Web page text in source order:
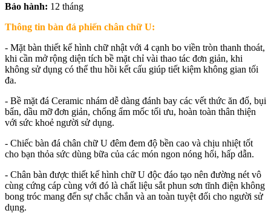
Bảo hành: 12 tháng
Thông tin bàn đá phiến chân chữ U:
- Mặt bàn thiết kế hình chữ nhật với 4 cạnh bo viền tròn thanh thoát,
khi cần mở rộng diện tích bề mặt chỉ vài thao tác đơn giản, khi
không sử dụng có thể thu hồi kết cấu giúp tiết kiệm không gian tối
đa.
- Bề mặt đá Ceramic nhám dễ dàng đánh bay các vết thức ăn đổ, bụi
bẩn, dầu mỡ đơn giản, chống ẩm mốc tối ưu, hoàn toàn thân thiện
với sức khoẻ người sử dụng.
- Chiếc bàn đá chân chữ U đêm đem độ bền cao và chịu nhiệt tốt
cho bạn thỏa sức dùng bữa của các món ngon nóng hổi, hấp dẫn.
- Chân bàn được thiết kế hình chữ U độc đáo tạo nên đường nét vô
cùng cứng cáp cùng với đó là chất liệu sắt phun sơn tĩnh điện không
bong tróc mang đến sự chắc chắn và an toàn tuyệt đối cho người sử
dụng.